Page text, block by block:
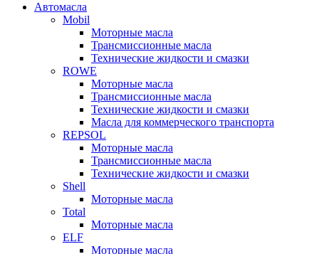
Автомасла
Mobil
Моторные масла
Трансмиссионные масла
Технические жидкости и смазки
ROWE
Моторные масла
Трансмиссионные масла
Технические жидкости и смазки
Масла для коммерческого транспорта
REPSOL
Моторные масла
Трансмиссионные масла
Технические жидкости и смазки
Shell
Моторные масла
Total
Моторные масла
ELF
Моторные масла